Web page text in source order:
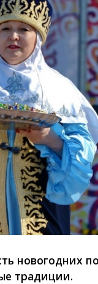
новогодних
традиции.